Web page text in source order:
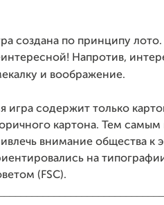
создана по принципу
Напротив,
и воображение.
игра содержит только
картона. Тем
внимание общества к
на
(FSC).